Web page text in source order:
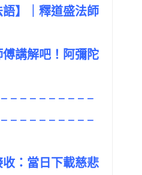
】｜釋道盛法師
講解吧！阿彌陀
– – – – – – – – –
– – – – – – – – –
：當日下載慈悲